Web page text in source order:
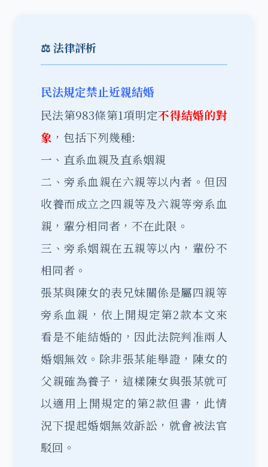
⚖️ 法律評析
民法規定禁止近親結婚
民法第983條第1項明定不得結婚的對
象 ，包括下列幾種:
一、直系血親及直系姻親
二、旁系血親在六親等以內者。但因
收養而成立之四親等及六親等旁系血
親，輩分相同者，不在此限。
三、旁系姻親在五親等以內，輩份不
相同者。
張某與陳女的表兄妹關係是屬四親等
旁系血親，依上開規定第2款本文來
看是不能結婚的，因此法院判准兩人
婚姻無效 。除非張某能舉證，陳女的
父親確為養子，這樣陳女與張某就可
以適用上開規定的第2款但書，此情
況下提起婚姻無效訴訟，就會被法官
駁回。